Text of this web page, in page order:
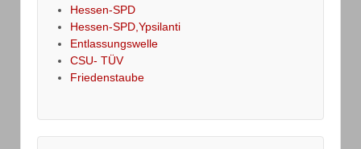
Hessen-SPD
Hessen-SPD,Ypsilanti
Entlassungswelle
CSU- TÜV
Friedenstaube